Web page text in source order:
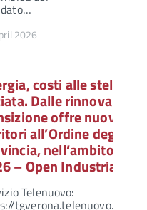
2026
costi alle stelle
Dalle rinnovabili
offre nuove
all’Ordine degli
nell’ambito
– Open Industria
Telenuovo:
tgverona.telenuovo.it/